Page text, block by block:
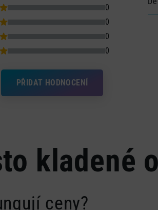
0
0
0
0
PŘIDAT HODNOCENÍ
kladené
ceny?